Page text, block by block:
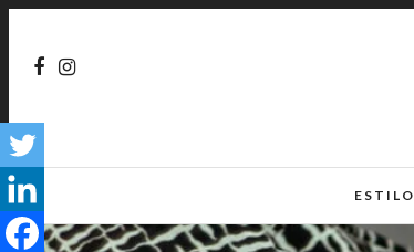
ESTILO